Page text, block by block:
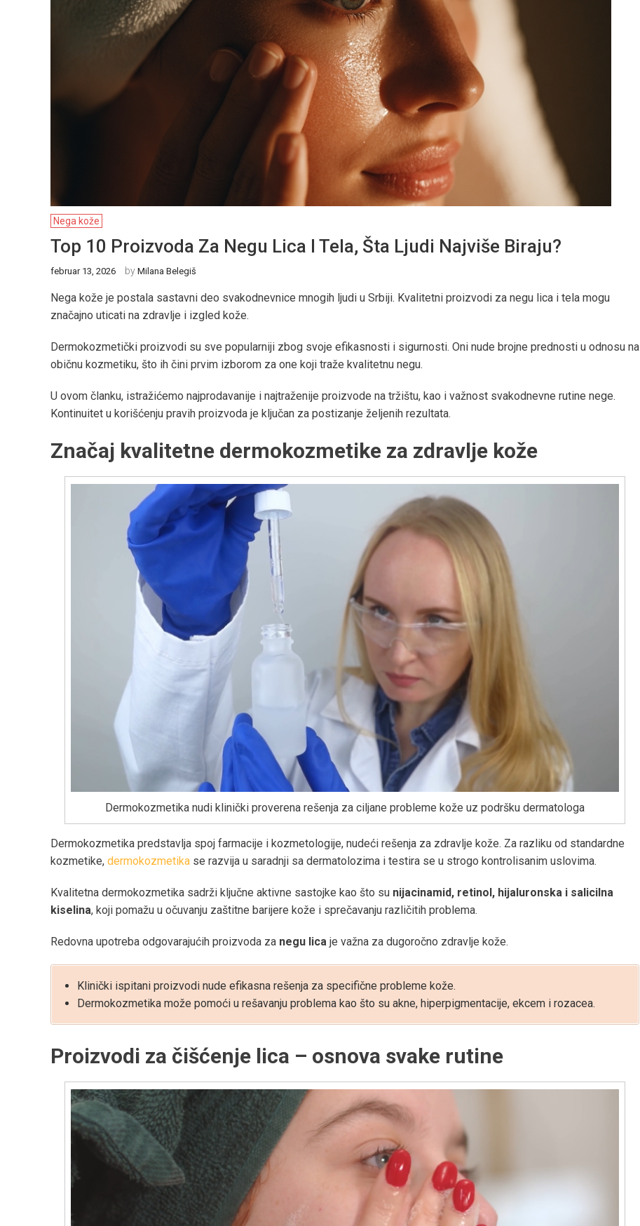
Nega kože
Top 10 Proizvoda Za Negu Lica I Tela, Šta Ljudi Najviše Biraju?
februar 13, 2026 by Milana Belegiš
Nega kože je postala sastavni deo svakodnevnice mnogih ljudi u Srbiji. Kvalitetni proizvodi za negu lica i tela mogu
značajno uticati na zdravlje i izgled kože.
Dermokozmetički proizvodi su sve popularniji zbog svoje efikasnosti i sigurnosti. Oni nude brojne prednosti u odnosu na
običnu kozmetiku, što ih čini prvim izborom za one koji traže kvalitetnu negu.
U ovom članku, istražićemo najprodavanije i najtraženije proizvode na tržištu, kao i važnost svakodnevne rutine nege.
Kontinuitet u korišćenju pravih proizvoda je ključan za postizanje željenih rezultata.
Značaj kvalitetne dermokozmetike za zdravlje kože
Dermokozmetika nudi klinički proverena rešenja za ciljane probleme kože uz podršku dermatologa
Dermokozmetika predstavlja spoj farmacije i kozmetologije, nudeći rešenja za zdravlje kože. Za razliku od standardne
kozmetike, dermokozmetika se razvija u saradnji sa dermatolozima i testira se u strogo kontrolisanim uslovima.
Kvalitetna dermokozmetika sadrži ključne aktivne sastojke kao što su nijacinamid, retinol, hijaluronska i salicilna
kiselina, koji pomažu u očuvanju zaštitne barijere kože i sprečavanju različitih problema.
Redovna upotreba odgovarajućih proizvoda za negu lica je važna za dugoročno zdravlje kože.
Klinički ispitani proizvodi nude efikasna rešenja za specifične probleme kože.
Dermokozmetika može pomoći u rešavanju problema kao što su akne, hiperpigmentacije, ekcem i rozacea.
Proizvodi za čišćenje lica – osnova svake rutine